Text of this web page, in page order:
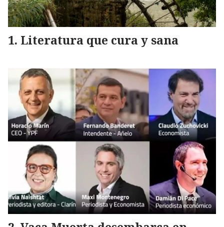
Literatura que cura y sana